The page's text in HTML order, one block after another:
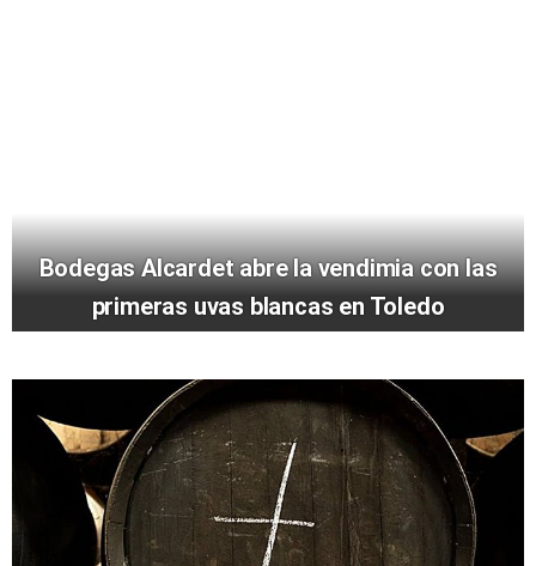
Bodegas Alcardet abre la vendimia con las
primeras uvas blancas en Toledo